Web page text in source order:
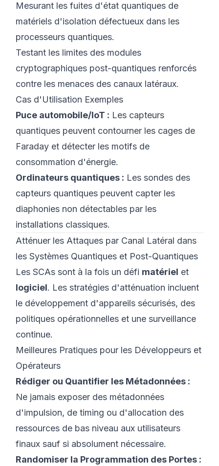
Mesurant les fuites d'état quantiques de
matériels d'isolation défectueux dans les
processeurs quantiques.
Testant les limites des modules
cryptographiques post-quantiques renforcés
contre les menaces des canaux latéraux.
Cas d'Utilisation Exemples
Puce automobile/IoT : Les capteurs
quantiques peuvent contourner les cages de
Faraday et détecter les motifs de
consommation d'énergie.
Ordinateurs quantiques : Les sondes des
capteurs quantiques peuvent capter les
diaphonies non détectables par les
installations classiques.
Atténuer les Attaques par Canal Latéral dans
les Systèmes Quantiques et Post-Quantiques
Les SCAs sont à la fois un défi matériel et
logiciel. Les stratégies d'atténuation incluent
le développement d'appareils sécurisés, des
politiques opérationnelles et une surveillance
continue.
Meilleures Pratiques pour les Développeurs et
Opérateurs
Rédiger ou Quantifier les Métadonnées :
Ne jamais exposer des métadonnées
d'impulsion, de timing ou d'allocation des
ressources de bas niveau aux utilisateurs
finaux sauf si absolument nécessaire.
Randomiser la Programmation des Portes :